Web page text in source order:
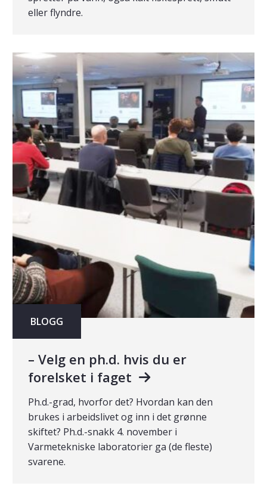
eller flyndre.
BLOGG
– Velg en ph.d. hvis du er
forelsket i faget
Ph.d.-grad, hvorfor det? Hvordan kan den
brukes i arbeidslivet og inn i det grønne
skiftet? Ph.d.-snakk 4. november i
Varmetekniske laboratorier ga (de fleste)
svarene.